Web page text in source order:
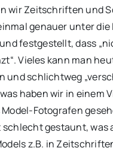
wir Zeitschriften und
genauer unter die
festgestellt, dass
Vieles kann man
und schlichtweg
haben wir in einem
Fotografen
gestaunt, was
z.B. in